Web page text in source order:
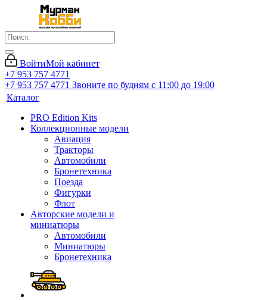
ВойтиМой кабинет
+7 953 757 4771
+7 953 757 4771 Звоните по будням с 11:00 до 19:00
Каталог
PRO Edition Kits
Коллекционные модели
Авиация
Тракторы
Автомобили
Бронетехника
Поезда
Фигурки
Флот
Авторские модели и
миниатюры
Автомобили
Миниатюры
Бронетехника